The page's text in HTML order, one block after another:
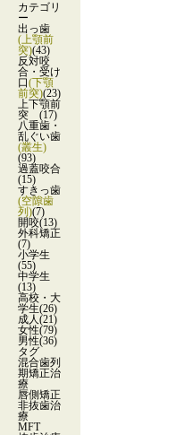
カテゴリ
ー
出っ歯
(上顎前
突)(43)
反対咬
合・受け
口(下顎
前突)(23)
上下顎前
突 (17)
八重歯・
乱ぐい歯
(叢生)
(93)
過蓋咬合
(15)
すきっ歯
(空隙歯
列)(7)
開咬(13)
外科矯正
(7)
小学生
(55)
中学生
(13)
高校・大
学生(26)
成人(21)
女性(79)
男性(36)
タグ
混合歯列
期矯正治
療
唇側矯正
非抜歯治
療
MFT